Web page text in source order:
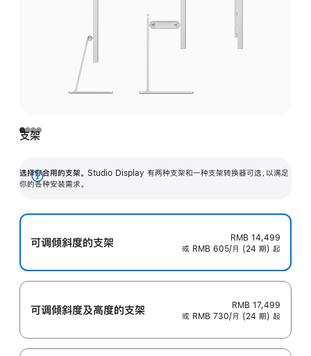
支架
选择你合用的支架。 Studio Display 有两种支架和一种支架转换器可选，以满足
你的各种安装需求。
展
可调倾斜度的支架
RMB 14,499
或 RMB 605/月 (24 期) 起
可调倾斜度及高‍度的支‍架
RMB 17,499
或 RMB 730/月 (24 期) 起